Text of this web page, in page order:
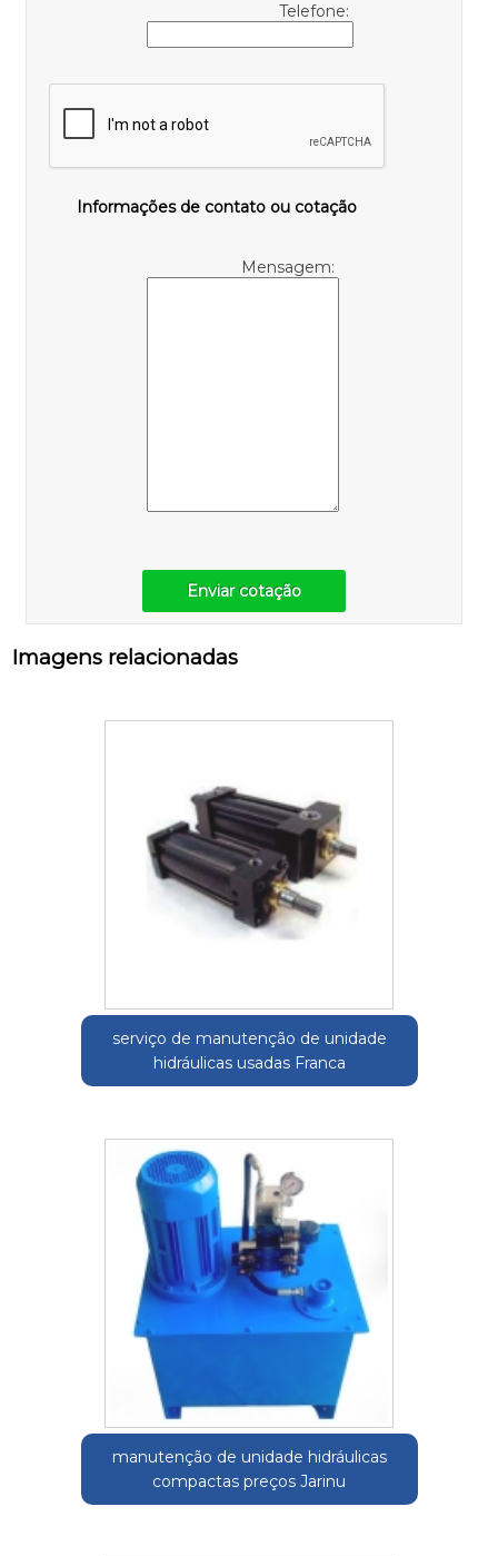
Telefone:
Informações de contato ou cotação
Mensagem:
Enviar cotação
Imagens relacionadas
serviço de manutenção de unidade
hidráulicas usadas Franca
manutenção de unidade hidráulicas
compactas preços Jarinu